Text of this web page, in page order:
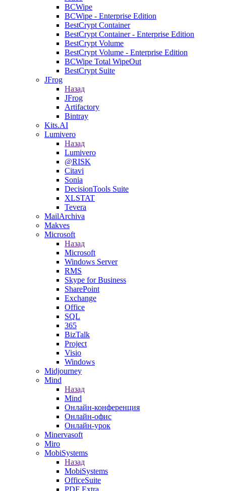
BCWipe
BCWipe - Enterprise Edition
BestCrypt Container
BestCrypt Container - Enterprise Edition
BestCrypt Volume
BestCrypt Volume - Enterprise Edition
BCWipe Total WipeOut
BestCrypt Suite
JFrog
Назад
JFrog
Artifactory
Bintray
Kits.AI
Lumivero
Назад
Lumivero
@RISK
Citavi
Sonia
DecisionTools Suite
XLSTAT
Tevera
MailArchiva
Makves
Microsoft
Назад
Microsoft
Windows Server
RMS
Skype for Business
SharePoint
Exchange
Office
SQL
365
BizTalk
Project
Visio
Windows
Midjourney
Mind
Назад
Mind
Онлайн-конференция
Онлайн-офис
Онлайн-урок
Minervasoft
Miro
MobiSystems
Назад
MobiSystems
OfficeSuite
PDF Extra